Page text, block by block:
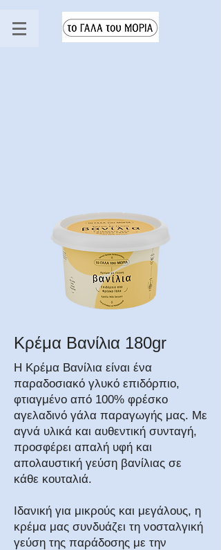
Κρέμα Βανίλια 180gr
Η Κρέμα Βανίλια είναι ένα
παραδοσιακό γλυκό επιδόρπιο,
φτιαγμένο από 100% φρέσκο
αγελαδινό γάλα παραγωγής μας. Με
αγνά υλικά και αυθεντική συνταγή,
προσφέρει απαλή υφή και
απολαυστική γεύση βανίλιας σε
κάθε κουταλιά.
Ιδανική για μικρούς και μεγάλους, η
κρέμα μας συνδυάζει τη νοσταλγική
γεύση της παράδοσης με την